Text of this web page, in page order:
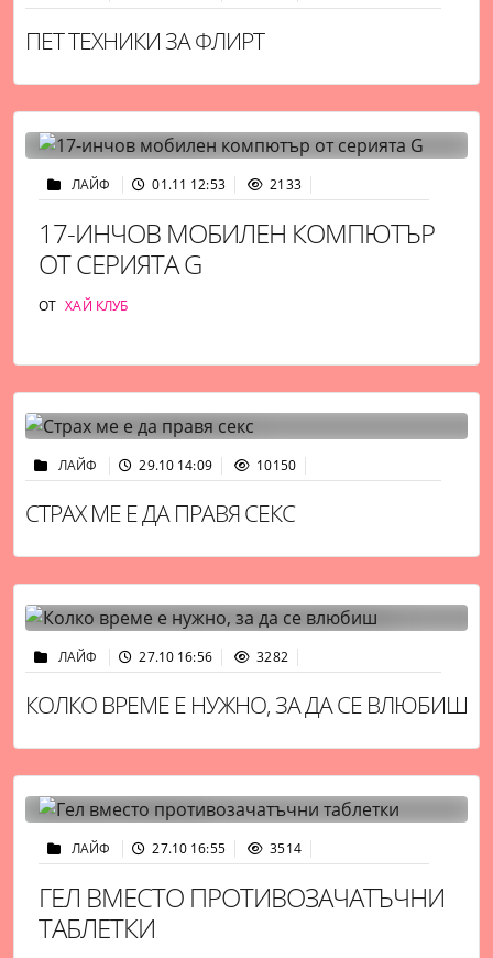
ПЕТ ТЕХНИКИ ЗА ФЛИРТ
ЛАЙФ 01.11 12:53 2133
17-ИНЧОВ МОБИЛЕН КОМПЮТЪР
ОТ СЕРИЯТА G
ОТ ХАЙ КЛУБ
ЛАЙФ 29.10 14:09 10150
СТРАХ МЕ Е ДА ПРАВЯ СЕКС
ЛАЙФ 27.10 16:56 3282
КОЛКО ВРЕМЕ Е НУЖНО, ЗА ДА СЕ ВЛЮБИШ
ЛАЙФ 27.10 16:55 3514
ГЕЛ ВМЕСТО ПРОТИВОЗАЧАТЪЧНИ
ТАБЛЕТКИ